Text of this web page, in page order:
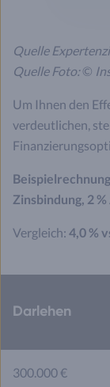
Quelle
Quelle Foto:©
Um Ihnen den
verdeutlichen,
Zinsbindung, 2
Vergleich: 4,0 %
Darlehen
300.000 €